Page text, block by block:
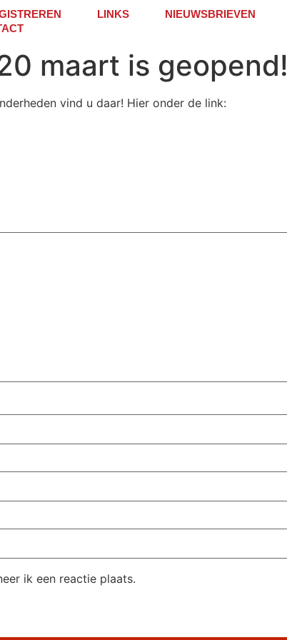
LINKS
NIEUWSBRIEVEN
maart is geopend!
vind u daar! Hier onder de link:
ik een reactie plaats.